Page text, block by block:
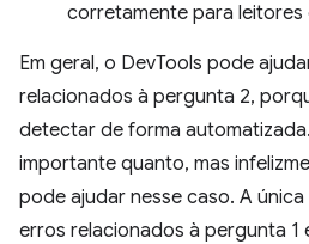
corretamente para leitores
Em geral, o DevTools pode
relacionados à pergunta 2,
detectar de forma
importante quanto, mas
pode ajudar nesse caso. A
erros relacionados à pergunta 1